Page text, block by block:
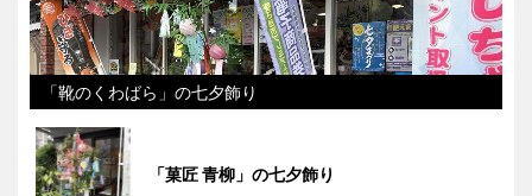
「靴のくわばら」の七夕飾り
「菓匠 青柳」の七夕飾り